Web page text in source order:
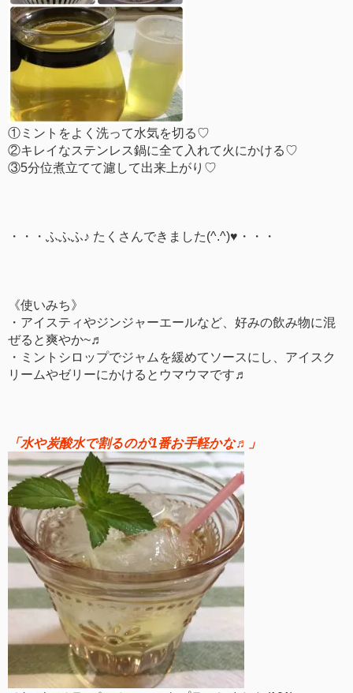
①ミントをよく洗って水気を切る♡
②キレイなステンレス鍋に全て入れて火にかける♡
③5分位煮立てて濾して出来上がり♡
・・・ふふふ♪ たくさんできました(^.^)♥・・・
《使いみち》
・アイスティやジンジャーエールなど、好みの飲み物に混
ぜると爽やか~♬
・ミントシロップでジャムを緩めてソースにし、アイスク
リームやゼリーにかけるとウマウマです♬
「水や炭酸水で割るのが1番お手軽かな♬」